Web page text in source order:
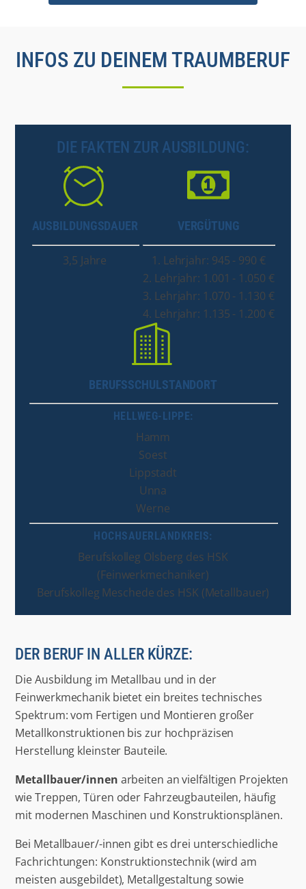
INFOS ZU DEINEM TRAUMBERUF
DIE FAKTEN ZUR AUSBILDUNG:
AUSBILDUNGSDAUER
3,5 Jahre
VERGÜTUNG
1. Lehrjahr: 945 - 990 €
2. Lehrjahr: 1.001 - 1.050 €
3. Lehrjahr: 1.070 - 1.130 €
4. Lehrjahr: 1.135 - 1.200 €
BERUFSSCHULSTANDORT
HELLWEG-LIPPE:
Hamm
Soest
Lippstadt
Unna
Werne
HOCHSAUERLANDKREIS:
Berufskolleg Olsberg des HSK
(Feinwerkmechaniker)
Berufskolleg Meschede des HSK (Metallbauer)
DER BERUF IN ALLER KÜRZE:
Die Ausbildung im Metallbau und in der
Feinwerkmechanik bietet ein breites technisches
Spektrum: vom Fertigen und Montieren großer
Metallkonstruktionen bis zur hochpräzisen
Herstellung kleinster Bauteile.
Metallbauer/innen arbeiten an vielfältigen Projekten
wie Treppen, Türen oder Fahrzeugbauteilen, häufig
mit modernen Maschinen und Konstruktionsplänen.
Bei Metallbauer/-innen gibt es drei unterschiedliche
Fachrichtungen: Konstruktionstechnik (wird am
meisten ausgebildet), Metallgestaltung sowie